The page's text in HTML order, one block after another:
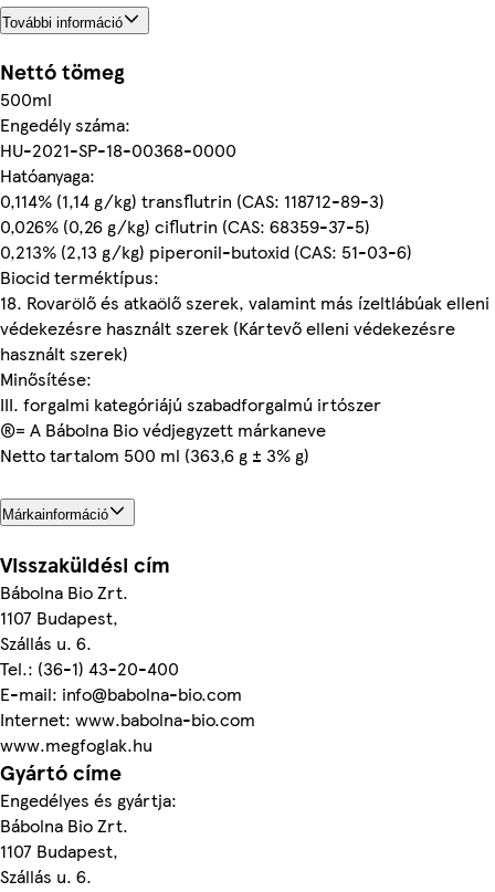
További információ
Nettó tömeg
500ml
Engedély száma:
HU-2021-SP-18-00368-0000
Hatóanyaga:
0,114% (1,14 g/kg) transflutrin (CAS: 118712-89-3)
0,026% (0,26 g/kg) ciflutrin (CAS: 68359-37-5)
0,213% (2,13 g/kg) piperonil-butoxid (CAS: 51-03-6)
Biocid terméktípus:
18. Rovarölő és atkaölő szerek, valamint más ízeltlábúak elleni
védekezésre használt szerek (Kártevő elleni védekezésre
használt szerek)
Minősítése:
III. forgalmi kategóriájú szabadforgalmú irtószer
®= A Bábolna Bio védjegyzett márkaneve
Netto tartalom 500 ml (363,6 g ± 3% g)
Márkainformáció
Visszaküldési cím
Bábolna Bio Zrt.
1107 Budapest,
Szállás u. 6.
Tel.: (36-1) 43-20-400
E-mail: info@babolna-bio.com
Internet: www.babolna-bio.com
www.megfoglak.hu
Gyártó címe
Engedélyes és gyártja:
Bábolna Bio Zrt.
1107 Budapest,
Szállás u. 6.